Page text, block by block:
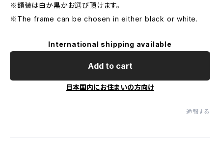
※額装は白か黒かお選び頂けます。
※The frame can be chosen in either black or white.
International shipping available
Add to cart
日本国内にお住まいの方向け
通報する